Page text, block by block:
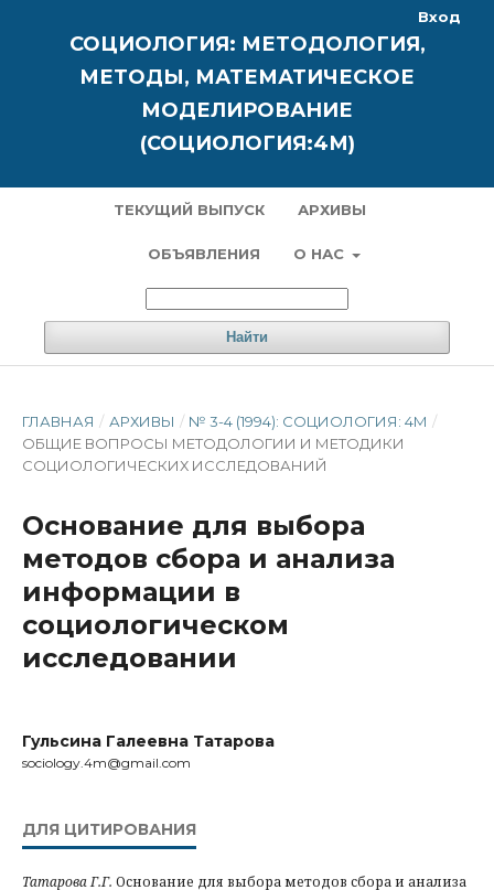
СОЦИОЛОГИЯ: МЕТОДОЛОГИЯ,
МЕТОДЫ, МАТЕМАТИЧЕСКОЕ
МОДЕЛИРОВАНИЕ
(СОЦИОЛОГИЯ:4М)
ТЕКУЩИЙ ВЫПУСК АРХИВЫ
ОБЪЯВЛЕНИЯ О НАС
Найти
Вход
ГЛАВНАЯ / АРХИВЫ / № 3-4 (1994): СОЦИОЛОГИЯ: 4М /
ОБЩИЕ ВОПРОСЫ МЕТОДОЛОГИИ И МЕТОДИКИ
СОЦИОЛОГИЧЕСКИХ ИССЛЕДОВАНИЙ
Основание для выбора
методов сбора и анализа
информации в
социологическом
исследовании
Гульсина Галеевна Татарова
sociology.4m@gmail.com
ДЛЯ ЦИТИРОВАНИЯ
Татарова Г.Г. Основание для выбора методов сбора и анализа